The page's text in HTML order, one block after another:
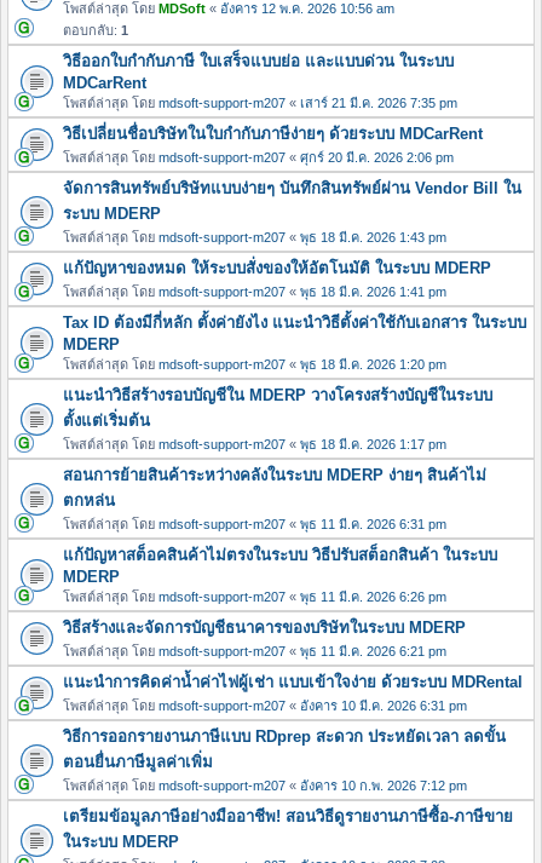
โพสต์ล่าสุด โดย MDSoft « อังคาร 12 พ.ค. 2026 10:56 am
ตอบกลับ: 1
วิธีออกใบกำกับภาษี ใบเสร็จแบบย่อ และแบบด่วน ในระบบ
MDCarRent
โพสต์ล่าสุด โดย mdsoft-support-m207 « เสาร์ 21 มี.ค. 2026 7:35 pm
วิธีเปลี่ยนชื่อบริษัทในใบกำกับภาษีง่ายๆ ด้วยระบบ MDCarRent
โพสต์ล่าสุด โดย mdsoft-support-m207 « ศุกร์ 20 มี.ค. 2026 2:06 pm
จัดการสินทรัพย์บริษัทแบบง่ายๆ บันทึกสินทรัพย์ผ่าน Vendor Bill ใน
ระบบ MDERP
โพสต์ล่าสุด โดย mdsoft-support-m207 « พุธ 18 มี.ค. 2026 1:43 pm
แก้ปัญหาของหมด ให้ระบบสั่งของให้อัตโนมัติ ในระบบ MDERP
โพสต์ล่าสุด โดย mdsoft-support-m207 « พุธ 18 มี.ค. 2026 1:41 pm
Tax ID ต้องมีกี่หลัก ตั้งค่ายังไง แนะนำวิธีตั้งค่าใช้กับเอกสาร ในระบบ
MDERP
โพสต์ล่าสุด โดย mdsoft-support-m207 « พุธ 18 มี.ค. 2026 1:20 pm
แนะนำวิธีสร้างรอบบัญชีใน MDERP วางโครงสร้างบัญชีในระบบ
ตั้งแต่เริ่มต้น
โพสต์ล่าสุด โดย mdsoft-support-m207 « พุธ 18 มี.ค. 2026 1:17 pm
สอนการย้ายสินค้าระหว่างคลังในระบบ MDERP ง่ายๆ สินค้าไม่
ตกหล่น
โพสต์ล่าสุด โดย mdsoft-support-m207 « พุธ 11 มี.ค. 2026 6:31 pm
แก้ปัญหาสต็อคสินค้าไม่ตรงในระบบ วิธีปรับสต็อกสินค้า ในระบบ
MDERP
โพสต์ล่าสุด โดย mdsoft-support-m207 « พุธ 11 มี.ค. 2026 6:26 pm
วิธีสร้างและจัดการบัญชีธนาคารของบริษัทในระบบ MDERP
โพสต์ล่าสุด โดย mdsoft-support-m207 « พุธ 11 มี.ค. 2026 6:21 pm
แนะนำการคิดค่าน้ำค่าไฟผู้เช่า แบบเข้าใจง่าย ด้วยระบบ MDRental
โพสต์ล่าสุด โดย mdsoft-support-m207 « อังคาร 10 มี.ค. 2026 6:31 pm
วิธีการออกรายงานภาษีแบบ RDprep สะดวก ประหยัดเวลา ลดขั้น
ตอนยื่นภาษีมูลค่าเพิ่ม
โพสต์ล่าสุด โดย mdsoft-support-m207 « อังคาร 10 ก.พ. 2026 7:12 pm
เตรียมข้อมูลภาษีอย่างมืออาชีพ! สอนวิธีดูรายงานภาษีซื้อ-ภาษีขาย
ในระบบ MDERP